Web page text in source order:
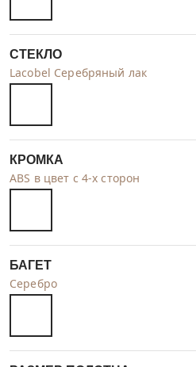
СТЕКЛО
Lacobel Серебряный лак
КРОМКА
ABS в цвет с 4-х сторон
БАГЕТ
Серебро